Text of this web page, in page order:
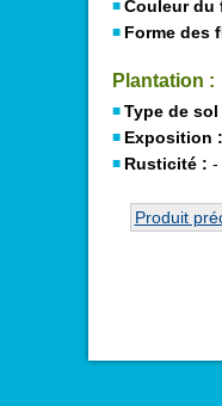
Couleur du
Forme des
Plantation :
Type de sol
Exposition :
Rusticité : -
Produit